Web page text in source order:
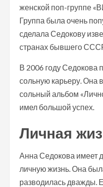
женской поп-группе
Группа была очень
сделала Седокову
странах бывшего
В 2006 году Седокова
сольную карьеру. Она
сольный альбом
имел большой успех.
Личная
Анна Седокова имеет
личную жизнь. Она
разводилась